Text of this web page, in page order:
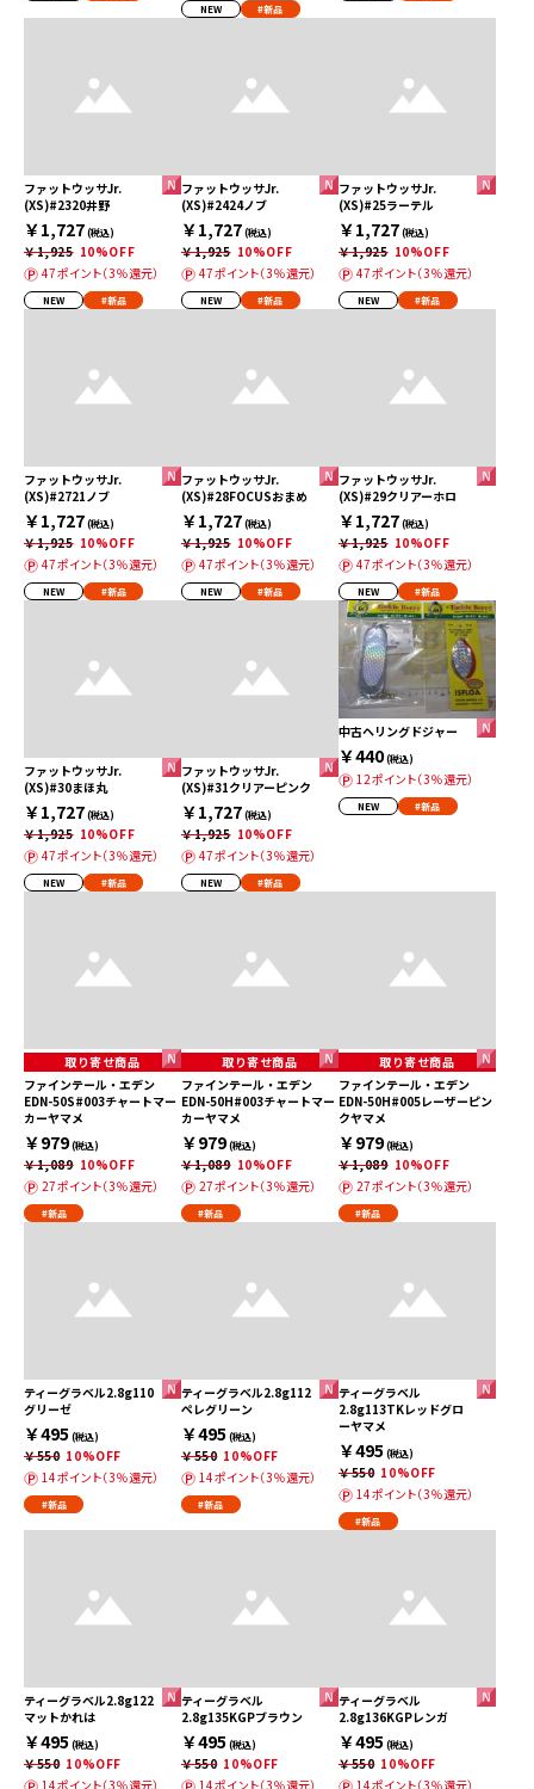
NEW #新品
ファットウッサJr.
(XS)#2320井野
￥1,727(税込)
￥1,925 10%OFF
47ポイント（3％還元）
NEW #新品
ファットウッサJr.
(XS)#2424ノブ
￥1,727(税込)
￥1,925 10%OFF
47ポイント（3％還元）
NEW #新品
ファットウッサJr.
(XS)#25ラーテル
￥1,727(税込)
￥1,925 10%OFF
47ポイント（3％還元）
NEW #新品
ファットウッサJr.
(XS)#2721ノブ
￥1,727(税込)
￥1,925 10%OFF
47ポイント（3％還元）
NEW #新品
ファットウッサJr.
(XS)#28FOCUSおまめ
￥1,727(税込)
￥1,925 10%OFF
47ポイント（3％還元）
NEW #新品
ファットウッサJr.
(XS)#29クリアーホロ
￥1,727(税込)
￥1,925 10%OFF
47ポイント（3％還元）
NEW #新品
ファットウッサJr.
(XS)#30まほ丸
￥1,727(税込)
￥1,925 10%OFF
47ポイント（3％還元）
NEW #新品
ファットウッサJr.
(XS)#31クリアーピンク
￥1,727(税込)
￥1,925 10%OFF
47ポイント（3％還元）
NEW #新品
中古ヘリングドジャー
￥440(税込)
12ポイント（3％還元）
NEW #新品
取り寄せ商品
ファインテール・エデン
EDN-50S#003チャートマー
カーヤマメ
￥979(税込)
￥1,089 10%OFF
27ポイント（3％還元）
#新品
取り寄せ商品
ファインテール・エデン
EDN-50H#003チャートマー
カーヤマメ
￥979(税込)
￥1,089 10%OFF
27ポイント（3％還元）
#新品
取り寄せ商品
ファインテール・エデン
EDN-50H#005レーザーピン
クヤマメ
￥979(税込)
￥1,089 10%OFF
27ポイント（3％還元）
#新品
ティーグラベル2.8g110
グリーゼ
￥495 (税込)
￥550 10%OFF
14ポイント（3％還元）
#新品
ティーグラベル2.8g112
ペレグリーン
￥495 (税込)
￥550 10%OFF
14ポイント（3％還元）
#新品
ティーグラベル
2.8g113TKレッドグロ
ーヤマメ
￥495 (税込)
￥550 10%OFF
14ポイント（3％還元）
#新品
ティーグラベル2.8g122
マットかれは
￥495 (税込)
￥550 10%OFF
14ポイント（3％還元）
ティーグラベル
2.8g135KGPブラウン
￥495 (税込)
￥550 10%OFF
14ポイント（3％還元）
ティーグラベル
2.8g136KGPレンガ
￥495 (税込)
￥550 10%OFF
14ポイント（3％還元）